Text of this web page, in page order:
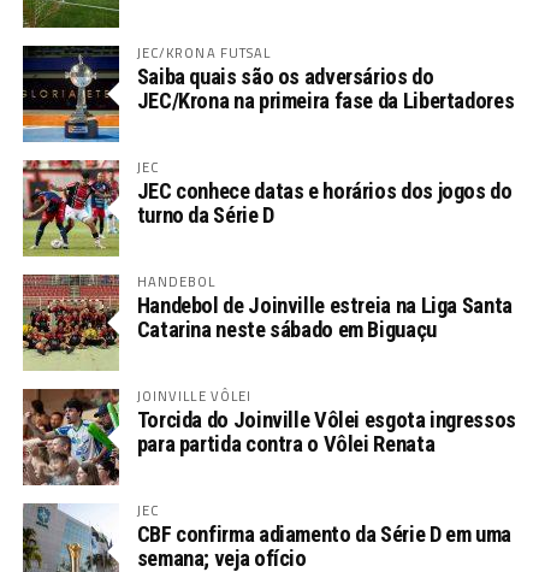
JEC/KRONA FUTSAL
Saiba quais são os adversários do
JEC/Krona na primeira fase da Libertadores
JEC
JEC conhece datas e horários dos jogos do
turno da Série D
HANDEBOL
Handebol de Joinville estreia na Liga Santa
Catarina neste sábado em Biguaçu
JOINVILLE VÔLEI
Torcida do Joinville Vôlei esgota ingressos
para partida contra o Vôlei Renata
JEC
CBF confirma adiamento da Série D em uma
semana; veja ofício